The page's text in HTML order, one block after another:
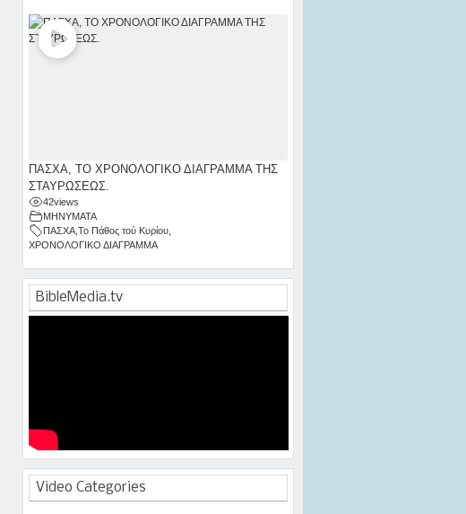
ΠΑΣΧΑ, ΤΟ ΧΡΟΝΟΛΟΓΙΚΟ ΔΙΑΓΡΑΜΜΑ ΤΗΣ
ΣΤΑΥΡΩΣΕΩΣ.
42views
ΜΗΝΥΜΑΤΑ
ΠΑΣΧΑ, Το Πάθος τού Κυρίου,
ΧΡΟΝΟΛΟΓΙΚΟ ΔΙΑΓΡΑΜΜΑ
BibleMedia.tv
Video Categories